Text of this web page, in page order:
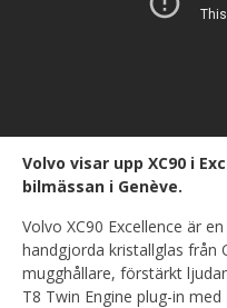
Volvo visar upp XC90 i
bilmässan i Genève.
Volvo XC90 Excellence är
handgjorda kristallglas från
mugghållare, förstärkt
T8 Twin Engine plug-in